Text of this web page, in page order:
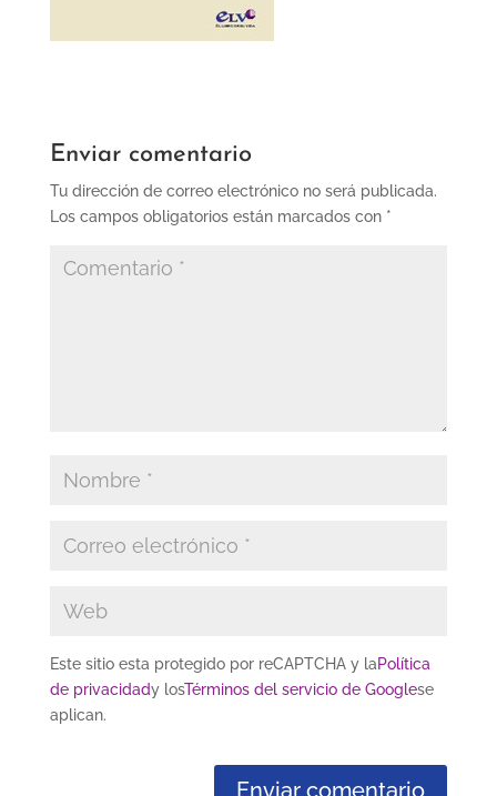
Enviar comentario
Tu dirección de correo electrónico no será publicada.
Los campos obligatorios están marcados con *
Este sitio esta protegido por reCAPTCHA y laPolítica
de privacidady losTérminos del servicio de Googlese
aplican.